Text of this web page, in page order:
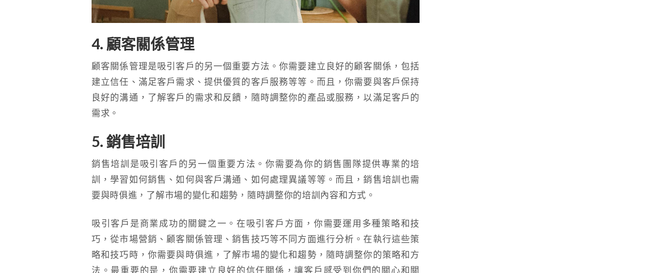
4. 顧客關係管理
顧客關係管理是吸引客戶的另一個重要方法。你需要建立良好的顧客關係，包括
建立信任、滿足客戶需求、提供優質的客戶服務等等。而且，你需要與客戶保持
良好的溝通，了解客戶的需求和反饋，隨時調整你的產品或服務，以滿足客戶的
需求。
5. 銷售培訓
銷售培訓是吸引客戶的另一個重要方法。你需要為你的銷售團隊提供專業的培
訓，學習如何銷售、如何與客戶溝通、如何處理異議等等。而且，銷售培訓也需
要與時俱進，了解市場的變化和趨勢，隨時調整你的培訓內容和方式。
吸引客戶是商業成功的關鍵之一。在吸引客戶方面，你需要運用多種策略和技
巧，從市場營銷、顧客關係管理、銷售技巧等不同方面進行分析。在執行這些策
略和技巧時，你需要與時俱進，了解市場的變化和趨勢，隨時調整你的策略和方
法。最重要的是，你需要建立良好的信任關係，讓客戶感受到你們的關心和關